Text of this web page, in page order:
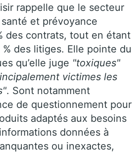
rappelle que le secteur
et prévoyance
des contrats, tout en étant
% des litiges. Elle pointe du
qu’elle juge "toxiques"
victimes les
. Sont notamment
de questionnement pour
adaptés aux besoins
données à
ou inexactes,